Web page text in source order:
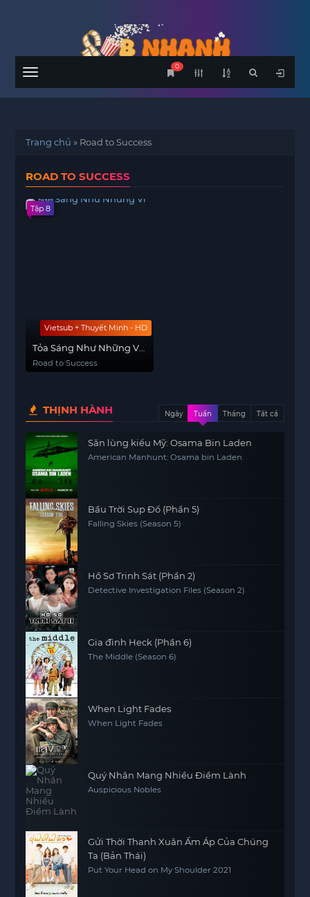
Menu
0
Trang chủ » Road to Success
ROAD TO SUCCESS
Vietsub + Thuyết Minh - HD
Tập 8
Tỏa Sáng Như Những Vì
Sao
Road to Success
THỊNH HÀNH Ngày Tuần Tháng Tất cả
Săn lùng kiểu Mỹ: Osama Bin Laden
American Manhunt: Osama bin Laden
Bầu Trời Sụp Đổ (Phần 5)
Falling Skies (Season 5)
Hồ Sơ Trinh Sát (Phần 2)
Detective Investigation Files (Season 2)
Gia đình Heck (Phần 6)
The Middle (Season 6)
When Light Fades
When Light Fades
Quý Nhân Mang Nhiều Điềm Lành
Auspicious Nobles
Gửi Thời Thanh Xuân Ấm Áp Của Chúng
Ta (Bản Thái)
Put Your Head on My Shoulder 2021